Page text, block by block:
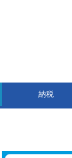
納税